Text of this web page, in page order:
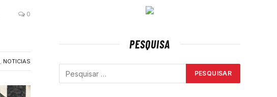
0
, NOTICIAS
PESQUISA